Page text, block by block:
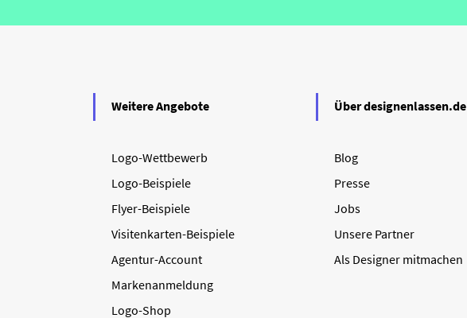
Weitere Angebote
Logo-Wettbewerb
Logo-Beispiele
Flyer-Beispiele
Visitenkarten-Beispiele
Agentur-Account
Markenanmeldung
Logo-Shop
Über designenlassen.de
Blog
Presse
Jobs
Unsere Partner
Als Designer mitmachen